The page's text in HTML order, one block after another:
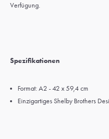
Verfügung.
Spezifikationen
Format: A2 - 42 x 59,4 cm
Einzigartiges Shelby Brothers